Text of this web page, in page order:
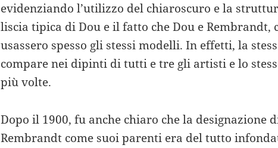
evidenziando l’utilizzo del chiaroscuro e la
liscia tipica di Dou e il fatto che Dou e Rembrandt,
usassero spesso gli stessi modelli. In effetti, la
compare nei dipinti di tutti e tre gli artisti e lo
più volte.
Dopo il 1900, fu anche chiaro che la designazione
Rembrandt come suoi parenti era del tutto